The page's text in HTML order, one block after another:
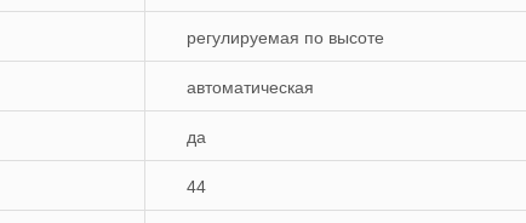
регулируемая по высоте
автоматическая
да
44